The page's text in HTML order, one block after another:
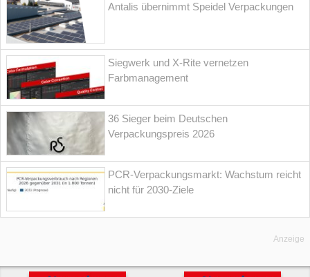
Antalis übernimmt Speidel Verpackungen
Siegwerk und X-Rite vernetzen
Farbmanagement
36 Sieger beim Deutschen
Verpackungspreis 2026
PCR-Verpackungsmarkt: Wachstum reicht
nicht für 2030-Ziele
Anzeige